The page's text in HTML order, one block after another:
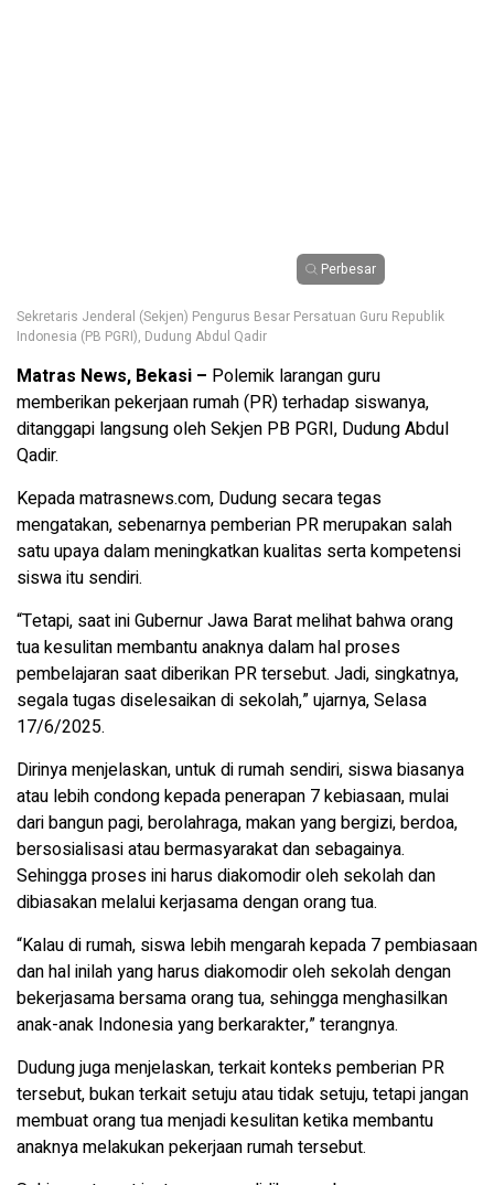
Perbesar
Sekretaris Jenderal (Sekjen) Pengurus Besar Persatuan Guru Republik
Indonesia (PB PGRI), Dudung Abdul Qadir
Matras News, Bekasi – Polemik larangan guru
memberikan pekerjaan rumah (PR) terhadap siswanya,
ditanggapi langsung oleh Sekjen PB PGRI, Dudung Abdul
Qadir.
Kepada matrasnews.com, Dudung secara tegas
mengatakan, sebenarnya pemberian PR merupakan salah
satu upaya dalam meningkatkan kualitas serta kompetensi
siswa itu sendiri.
“Tetapi, saat ini Gubernur Jawa Barat melihat bahwa orang
tua kesulitan membantu anaknya dalam hal proses
pembelajaran saat diberikan PR tersebut. Jadi, singkatnya,
segala tugas diselesaikan di sekolah,” ujarnya, Selasa
17/6/2025.
Dirinya menjelaskan, untuk di rumah sendiri, siswa biasanya
atau lebih condong kepada penerapan 7 kebiasaan, mulai
dari bangun pagi, berolahraga, makan yang bergizi, berdoa,
bersosialisasi atau bermasyarakat dan sebagainya.
Sehingga proses ini harus diakomodir oleh sekolah dan
dibiasakan melalui kerjasama dengan orang tua.
“Kalau di rumah, siswa lebih mengarah kepada 7 pembiasaan
dan hal inilah yang harus diakomodir oleh sekolah dengan
bekerjasama bersama orang tua, sehingga menghasilkan
anak-anak Indonesia yang berkarakter,” terangnya.
Dudung juga menjelaskan, terkait konteks pemberian PR
tersebut, bukan terkait setuju atau tidak setuju, tetapi jangan
membuat orang tua menjadi kesulitan ketika membantu
anaknya melakukan pekerjaan rumah tersebut.